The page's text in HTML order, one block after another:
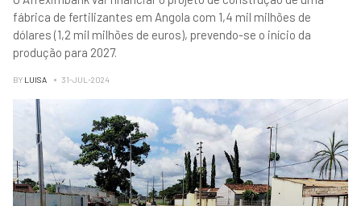
fábrica de fertilizantes em Angola com 1,4 mil milhões de
dólares (1,2 mil milhões de euros), prevendo-se o início da
produção para 2027.
BY LUISA 31-JUL-2024